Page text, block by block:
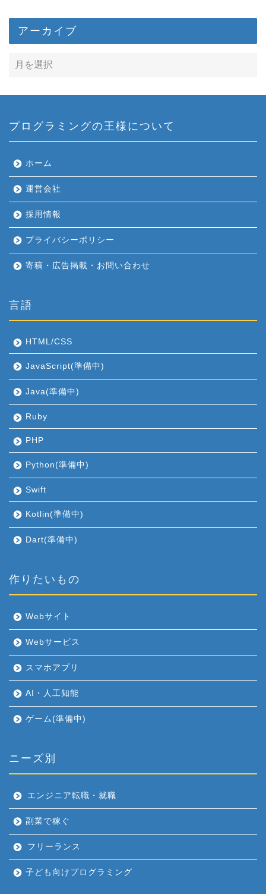
アーカイブ
プログラミングの王様について
ホーム
運営会社
採用情報
プライバシーポリシー
寄稿・広告掲載・お問い合わせ
言語
HTML/CSS
JavaScript(準備中)
Java(準備中)
Ruby
PHP
Python(準備中)
Swift
Kotlin(準備中)
Dart(準備中)
作りたいもの
Webサイト
Webサービス
スマホアプリ
AI・人工知能
ゲーム(準備中)
ニーズ別
エンジニア転職・就職
副業で稼ぐ
フリーランス
子ども向けプログラミング